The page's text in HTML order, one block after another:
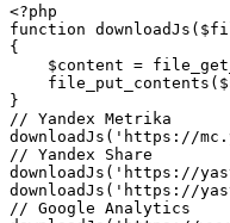
<?php
function
{
$content =
}
// Yandex Metrika
downloadJs('https://
// Yandex Share
downloadJs('https://
downloadJs('https://
// Google Analytics